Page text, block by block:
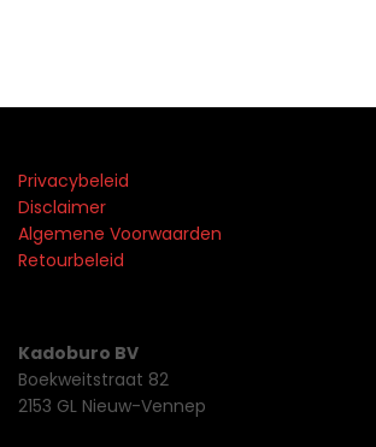
Privacybeleid
Disclaimer
Algemene Voorwaarden
Retourbeleid
Kadoburo BV
Boekweitstraat 82
2153 GL Nieuw-Vennep